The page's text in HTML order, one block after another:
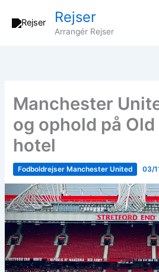
Rejser
Arrangér Rejser
Manchester
og ophold på
hotel
Fodboldrejser Manchester United 03/